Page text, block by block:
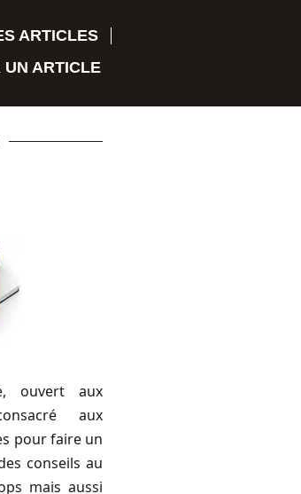
ARTICLES
UN ARTICLE
ouvert aux
aux
pour faire un
conseils au
mais aussi